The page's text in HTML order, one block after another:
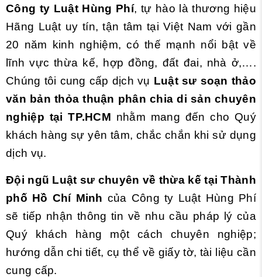
Công ty Luật Hùng Phí, tự hào là thương hiệu
Hãng Luật uy tín, tận tâm tại Việt Nam với gần
20 năm kinh nghiệm, có thế mạnh nổi bật về
lĩnh vực thừa kế, hợp đồng, đất đai, nhà ở,….
Chúng tôi cung cấp dịch vụ Luật sư soạn thảo
văn bản thỏa thuận phân chia di sản chuyên
nghiệp tại TP.HCM nhằm mang đếncho Quý
khách hàng sự yên tâm, chắc chắn khi sử dụng
dịch vụ.
Đội ngũ Luật sư chuyên về thừa kế tại Thành
phố Hồ Chí Minh của Công ty Luật Hùng Phí
sẽ tiếp nhận thông tin về nhu cầu pháp lý của
Quý khách hàng một cách chuyên nghiệp;
hướng dẫn chi tiết, cụ thể về giấy tờ, tài liệu cần
cung cấp.